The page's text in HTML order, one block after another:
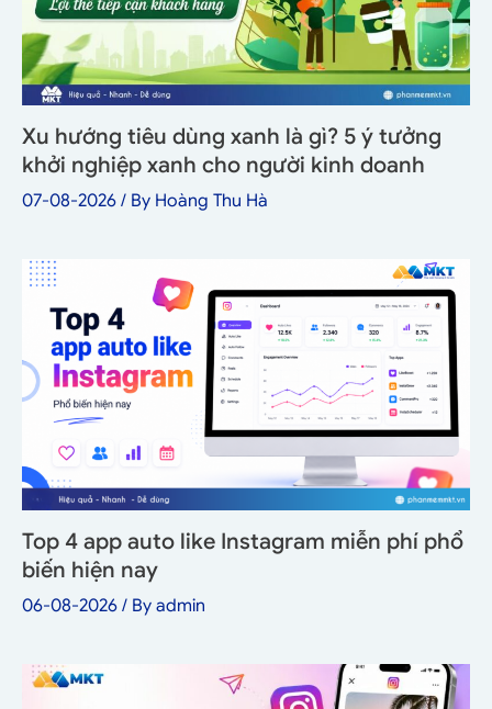
Xu hướng tiêu dùng xanh là gì? 5 ý tưởng
khởi nghiệp xanh cho người kinh doanh
07-08-2026 / By Hoàng Thu Hà
Top 4 app auto like Instagram miễn phí phổ
biến hiện nay
06-08-2026 / By admin